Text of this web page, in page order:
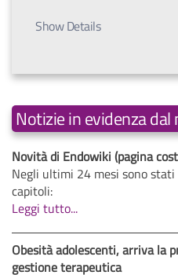
Show Details
Notizie in evidenza dal
Novità di Endowiki (pagina
Negli ultimi 24 mesi sono
capitoli:
Leggi tutto...
Obesità adolescenti, arriva la
gestione terapeutica